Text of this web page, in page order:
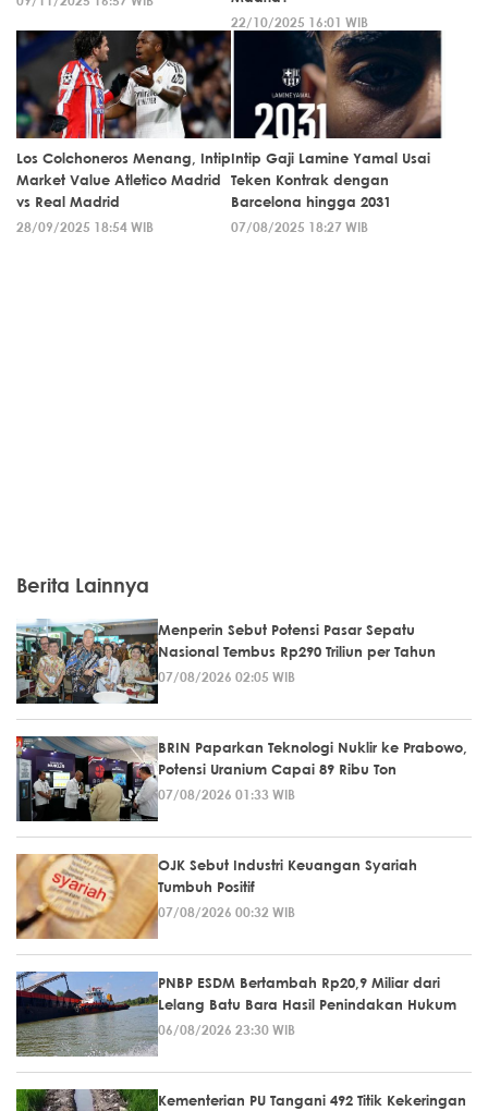
22/10/2025 16:01 WIB
Los Colchoneros Menang, Intip
Market Value Atletico Madrid
vs Real Madrid
28/09/2025 18:54 WIB
Intip Gaji Lamine Yamal Usai
Teken Kontrak dengan
Barcelona hingga 2031
07/08/2025 18:27 WIB
Berita Lainnya
Menperin Sebut Potensi Pasar Sepatu
Nasional Tembus Rp290 Triliun per Tahun
07/08/2026 02:05 WIB
BRIN Paparkan Teknologi Nuklir ke Prabowo,
Potensi Uranium Capai 89 Ribu Ton
07/08/2026 01:33 WIB
OJK Sebut Industri Keuangan Syariah
Tumbuh Positif
07/08/2026 00:32 WIB
PNBP ESDM Bertambah Rp20,9 Miliar dari
Lelang Batu Bara Hasil Penindakan Hukum
06/08/2026 23:30 WIB
Kementerian PU Tangani 492 Titik Kekeringan